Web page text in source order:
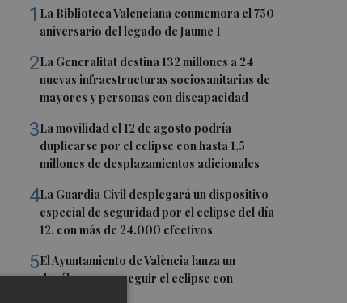
1 La Biblioteca Valenciana conmemora el 750
aniversario del legado de Jaume I
2La Generalitat destina 132 millones a 24
nuevas infraestructuras sociosanitarias de
mayores y personas con discapacidad
3La movilidad el 12 de agosto podría
duplicarse por el eclipse con hasta 1,5
millones de desplazamientos adicionales
4La Guardia Civil desplegará un dispositivo
especial de seguridad por el eclipse del día
12, con más de 24.000 efectivos
5El Ayuntamiento de València lanza un
decálogo para seguir el eclipse con